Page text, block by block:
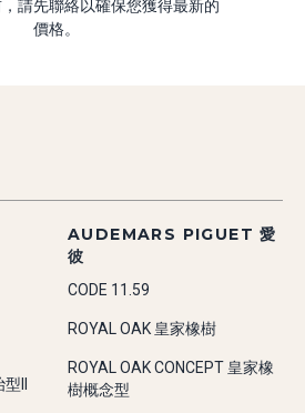
請先聯絡以確保您獲得最新的
價格。
II
AUDEMARS PIGUET 愛
彼
CODE 11.59
ROYAL OAK 皇家橡樹
ROYAL OAK CONCEPT 皇家橡
樹概念型